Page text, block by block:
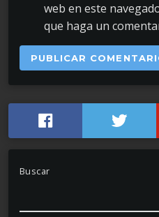
web en este
que haga un
Buscar